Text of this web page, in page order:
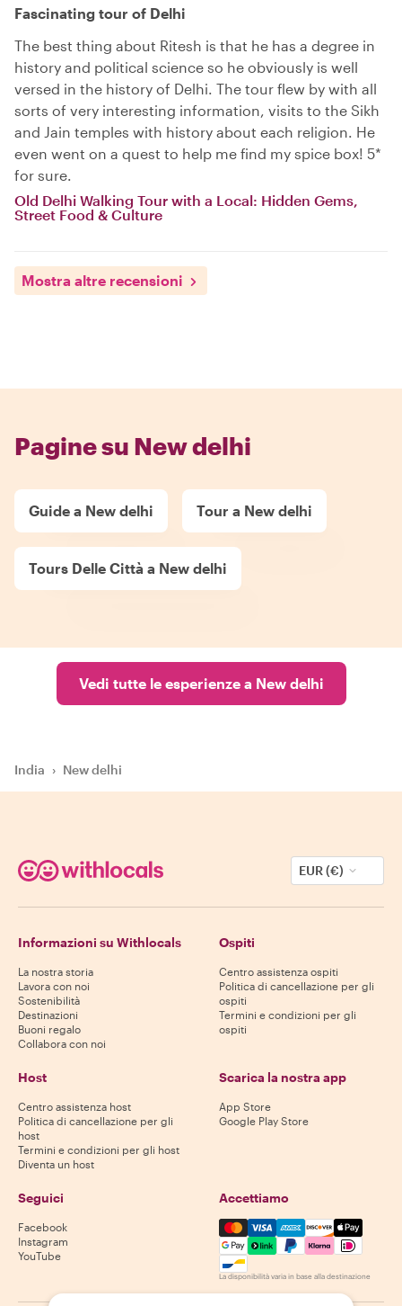
Fascinating tour of Delhi
The best thing about Ritesh is that he has a degree in
history and political science so he obviously is well
versed in the history of Delhi. The tour flew by with all
sorts of very interesting information, visits to the Sikh
and Jain temples with history about each religion. He
even went on a quest to help me find my spice box! 5*
for sure.
Old Delhi Walking Tour with a Local: Hidden Gems,
Street Food & Culture
Mostra altre recensioni
Pagine su New delhi
Guide a New delhi Tour a New delhi
Tours Delle Città a New delhi
Vedi tutte le esperienze a New delhi
India › New delhi
EUR (€)
Informazioni su Withlocals
La nostra storia
Lavora con noi
Sostenibilità
Destinazioni
Buoni regalo
Collabora con noi
Ospiti
Centro assistenza ospiti
Politica di cancellazione per gli
ospiti
Termini e condizioni per gli
ospiti
Host
Centro assistenza host
Politica di cancellazione per gli
host
Termini e condizioni per gli host
Diventa un host
Scarica la nostra app
App Store
Google Play Store
Seguici
Facebook
Instagram
YouTube
Accettiamo
Mastercard, Visa, Amex,
La disponibilità varia in base alla destinazione